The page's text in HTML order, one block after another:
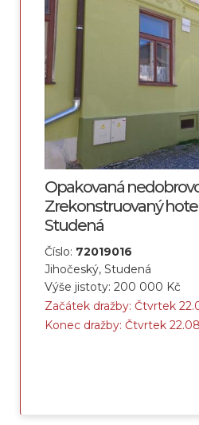
Opakovaná
Zrekonstruovaný hotel
Studená
Číslo: 72019016
Jihočeský, Studená
Výše jistoty: 200 000 Kč
Začátek dražby: Čtvrtek
Konec dražby: Čtvrtek